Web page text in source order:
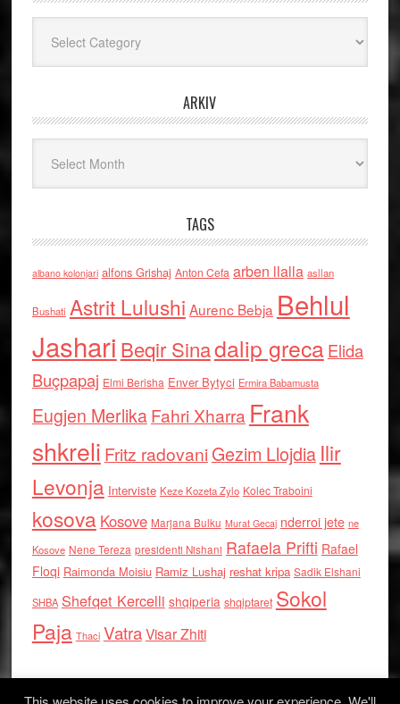
ARKIV
TAGS
albano kolonjari alfons Grishaj Anton Cefa arben llalla asllan
Bushati Astrit Lulushi Aurenc Bebja Behlul
Jashari Beqir Sinadalip grecaElida
Buçpapaj Elmi Berisha Enver Bytyci Ermira Babamusta
Eugjen MerlikaFahri Xharra Frank
shkreli Fritz radovaniGezim Llojdia Ilir
Levonja Interviste Keze Kozeta Zylo Kolec Traboini
kosova Kosove Marjana Bulku Murat Gecaj nderroi jete ne
Kosove Nene Tereza presidenti Nishani Rafaela Prifti Rafael
Floqi Raimonda Moisiu Ramiz Lushaj reshat kripa Sadik Elshani
SHBA Shefqet Kercelli shqiperia shqiptaret Sokol
Paja Thaci VatraVisar Zhiti